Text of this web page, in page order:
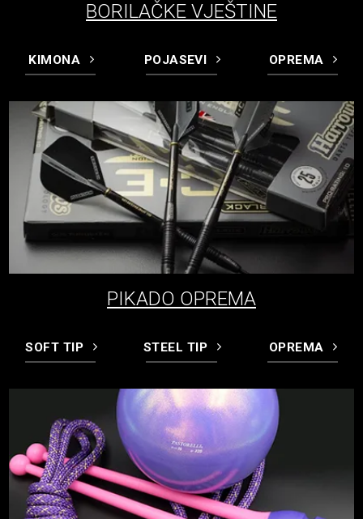
BORILAČKE VJEŠTINE
KIMONA POJASEVI OPREMA
PIKADO OPREMA
SOFT TIP STEEL TIP OPREMA